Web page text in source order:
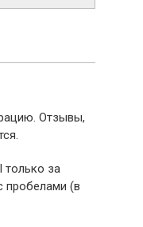
Отзывы,
только за
пробелами (в